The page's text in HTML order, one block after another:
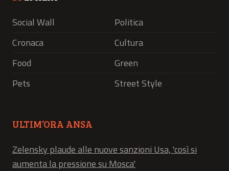
Social Wall
Politica
Cronaca
Cultura
Food
Green
Pets
Street Style
ULTIM’ORA ANSA
Zelensky plaude alle nuove sanzioni Usa, 'così si
aumenta la pressione su Mosca'